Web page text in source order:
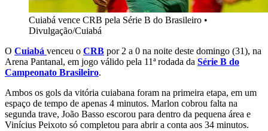
Cuiabá vence CRB pela Série B do Brasileiro •
Divulgação/Cuiabá
O Cuiabá venceu o CRB por 2 a 0 na noite deste domingo (31), na
Arena Pantanal, em jogo válido pela 11ª rodada da Série B do
Campeonato Brasileiro.
Ambos os gols da vitória cuiabana foram na primeira etapa, em um
espaço de tempo de apenas 4 minutos. Marlon cobrou falta na
segunda trave, João Basso escorou para dentro da pequena área e
Vinícius Peixoto só completou para abrir a conta aos 34 minutos.